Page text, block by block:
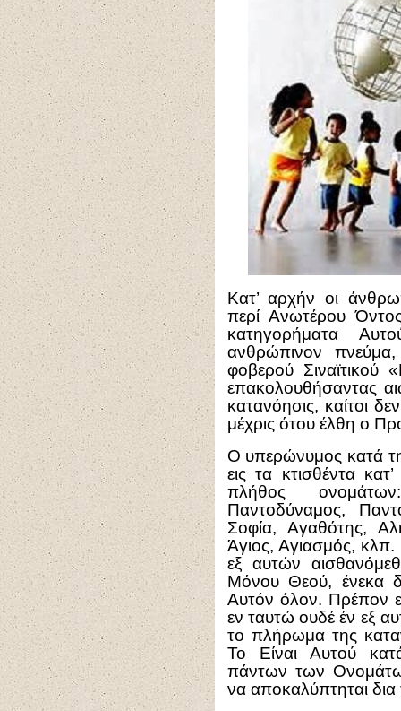
Κατ’ αρχήν οι
περί Ανωτέρου
κατηγορήματα
ανθρώπινον
φοβερού
επακολουθήσαντας
κατανόησις, καίτοι
μέχρις ότου έλθη ο
Ο υπερώνυμος κατά
εις τα κτισθέντα
πλήθος
Παντοδύναμος,
Σοφία, Αγαθότης,
Άγιος, Αγιασμός, κλπ.
εξ αυτών
Μόνου Θεού, ένεκα
Αυτόν όλον. Πρέπον
εν ταυτώ ουδέ έν εξ
το πλήρωμα της
Το Είναι Αυτού
πάντων των
να αποκαλύπτηται